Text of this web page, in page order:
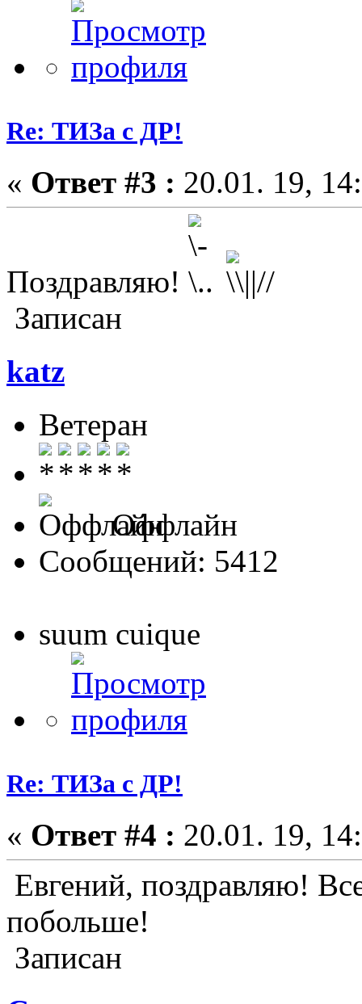
Re: ТИЗа с ДР!
« Ответ #3 : 20.01. 19,
Поздравляю!
Записан
katz
Ветеран
Оффлайн
Сообщений: 5412
suum cuique
Re: ТИЗа с ДР!
« Ответ #4 : 20.01. 19,
Евгений, поздравляю!
побольше!
Записан